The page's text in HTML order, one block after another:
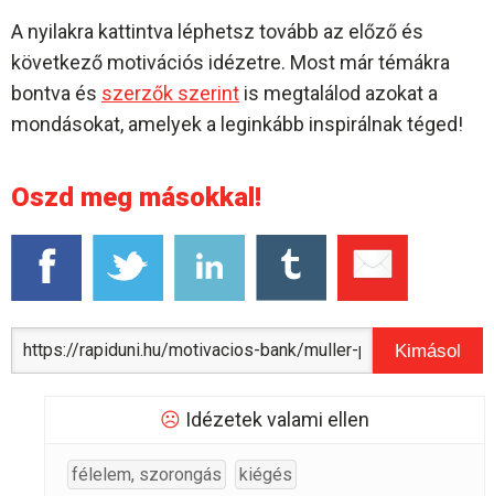
A nyilakra kattintva léphetsz tovább az előző és
következő motivációs idézetre. Most már témákra
bontva és szerzők szerint is megtalálod azokat a
mondásokat, amelyek a leginkább inspirálnak téged!
Oszd meg másokkal!
Kimásol
☹ Idézetek valami ellen
félelem, szorongás
kiégés